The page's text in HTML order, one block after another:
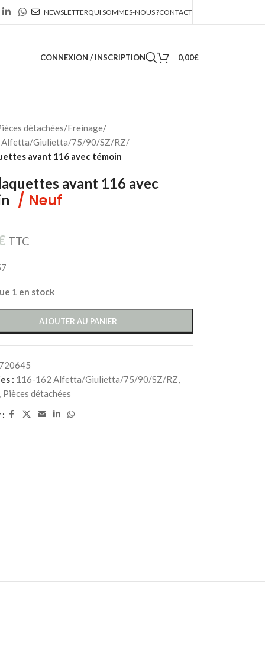
NEWSLETTERQUI SOMMES-NOUS ?CONTACT
CONNEXION / INSCRIPTION 0,00€
détachées/Freinage/
Giulietta/75/90/SZ/RZ/
avant 116 avec témoin
avant 116 avec
/ Neuf
TTC
1 en stock
AJOUTER AU PANIER
: 116-162 Alfetta/Giulietta/75/90/SZ/RZ,
Pièces détachées